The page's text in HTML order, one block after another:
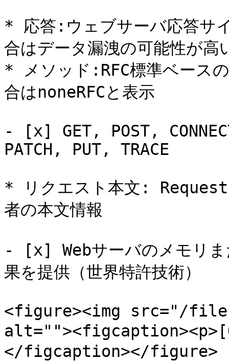
* 応答:ウェブサーバ応答サ
合はデータ漏洩の可能性が高
* メソッド:RFC標準ベース
合はnoneRFCと表示
- [x] GET, POST,
PATCH, PUT, TRACE
* リクエスト本文:
者の本文情報
- [x] Webサーバのメモリま
果を提供（世界特許技術）
<figure><img src="/files/
</figcaption></figure>